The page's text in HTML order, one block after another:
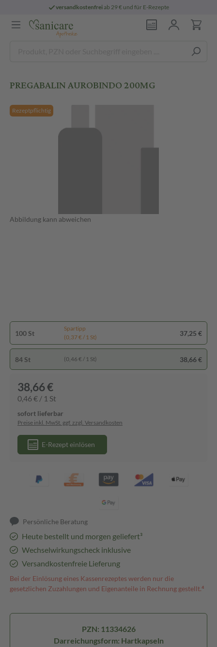
versandkostenfreiab 29 € und für E-Rezepte
PREGABALIN AUROBINDO 200MG
Rezeptpflichtig
Abbildung kann abweichen
100 St
Spartipp
(0,37 € / 1 St)
37,25 €
84 St (0,46 € / 1 St) 38,66 €
38,66 €
0,46 € / 1 St
sofort lieferbar
Preise inkl. MwSt. ggf. zzgl. Versandkosten
E-Rezept einlösen
Persönliche Beratung
Heute bestellt und morgen geliefert³
Wechselwirkungscheck inklusive
Versandkostenfreie Lieferung
Bei der Einlösung eines Kassenrezeptes werden nur die
gesetzlichen Zuzahlungen und Eigenanteile in Rechnung gestellt.⁴
PZN: 11334626
Darreichungsform: Hartkapseln